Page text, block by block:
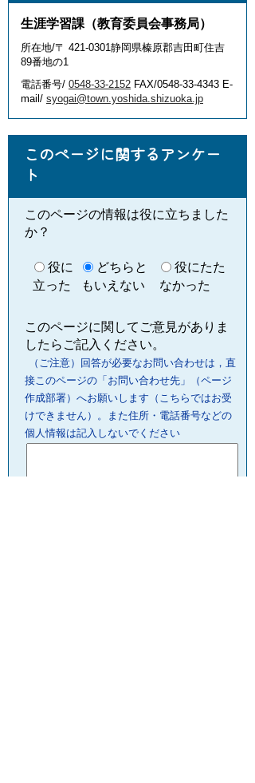
生涯学習課（教育委員会事務局）
所在地/〒 421-0301静岡県榛原郡吉田町住吉
89番地の1
電話番号/ 0548-33-2152 FAX/0548-33-4343 E-
mail/ syogai@town.yoshida.shizuoka.jp
このページに関するアンケー
ト
このページの情報は役に立ちました
か？
役に
立った
どちらと
もいえない
役にたた
なかった
このページに関してご意見がありま
したらご記入ください。
（ご注意）回答が必要なお問い合わせは，直
接このページの「お問い合わせ先」（ページ
作成部署）へお願いします（こちらではお受
けできません）。また住所・電話番号などの
個人情報は記入しないでください